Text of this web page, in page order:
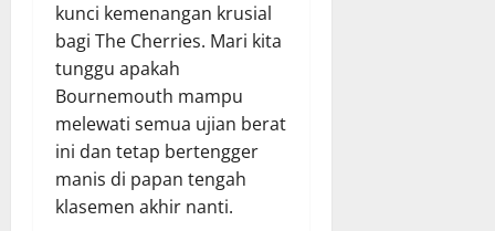
kunci kemenangan krusial
bagi The Cherries. Mari kita
tunggu apakah
Bournemouth mampu
melewati semua ujian berat
ini dan tetap bertengger
manis di papan tengah
klasemen akhir nanti.